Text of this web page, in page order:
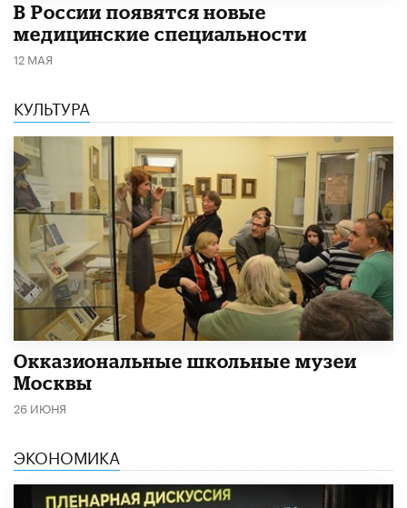
В России появятся новые
медицинские специальности
12 МАЯ
КУЛЬТУРА
​Окказиональные школьные музеи
Москвы
26 ИЮНЯ
ЭКОНОМИКА